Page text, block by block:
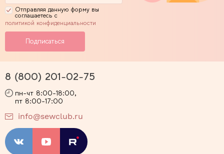
Отправляя данную форму вы
соглашаетесь с
политикой конфиденциальности
8 (800) 201-02-75
пн-чт 8:00-18:00,
пт 8:00-17:00
info@sewclub.ru